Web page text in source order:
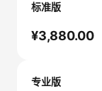
标准版
¥3,880.00
专业版